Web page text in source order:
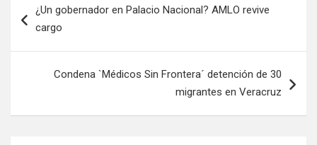
de
¿Un gobernador en Palacio Nacional? AMLO revive
cargo
Condena `Médicos Sin Frontera´ detención de 30
migrantes en Veracruz